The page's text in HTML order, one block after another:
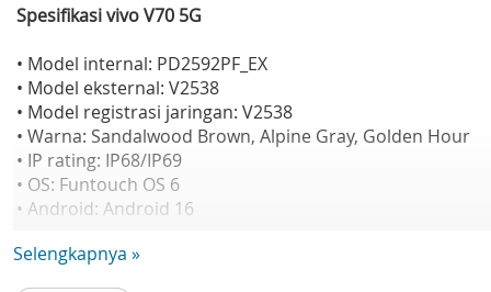
Spesifikasi vivo V70 5G
• Model internal: PD2592PF_EX
• Model eksternal: V2538
• Model registrasi jaringan: V2538
• Warna: Sandalwood Brown, Alpine Gray, Golden Hour
• IP rating: IP68/IP69
• OS: Funtouch OS 6
• Android: Android 16
• CPU: Octa-core, 4nm
Selengkapnya »